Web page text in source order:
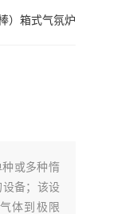
）箱式气氛炉
种或多种惰
备；该设
体到极限